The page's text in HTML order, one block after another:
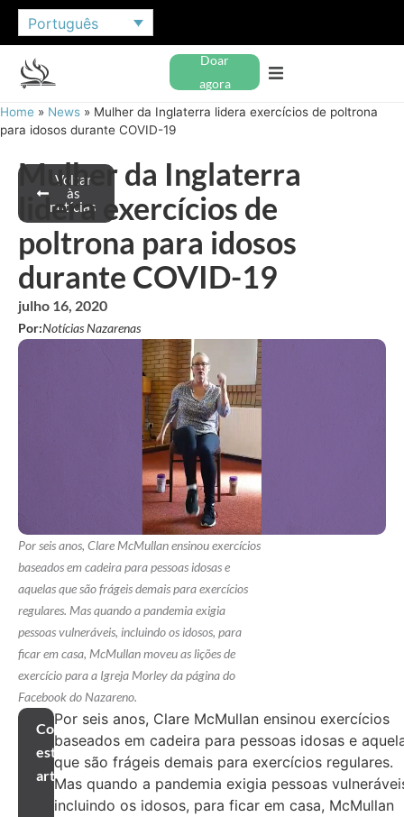
Português
Doar
agora
Home » News » Mulher da Inglaterra lidera exercícios de poltrona
para idosos durante COVID-19
Voltar
às
notícias
Mulher da Inglaterra
lidera exercícios de
poltrona para idosos
durante COVID-19
julho 16, 2020
Por:Notícias Nazarenas
Por seis anos, Clare McMullan ensinou exercícios
baseados em cadeira para pessoas idosas e
aquelas que são frágeis demais para exercícios
regulares. Mas quando a pandemia exigia
pessoas vulneráveis, incluindo os idosos, para
ficar em casa, McMullan moveu as lições de
exercício para a Igreja Morley da página do
Facebook do Nazareno.
Compartilhar
este
artigo
Por seis anos, Clare McMullan ensinou exercícios
baseados em cadeira para pessoas idosas e
que são frágeis demais para exercícios regulares.
Mas quando a pandemia exigia pessoas
incluindo os idosos, para ficar em casa, McMullan